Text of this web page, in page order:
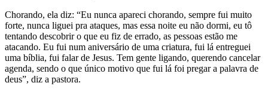
Chorando, ela diz: “Eu nunca apareci chorando, sempre fui muito
forte, nunca liguei pra ataques, mas essa noite eu não dormi, eu tô
tentando descobrir o que eu fiz de errado, as pessoas estão me
atacando. Eu fui num aniversário de uma criatura, fui lá entreguei
uma bíblia, fui falar de Jesus. Tem gente ligando, querendo cancelar
agenda, sendo o que único motivo que fui lá foi pregar a palavra de
deus”, diz a pastora.